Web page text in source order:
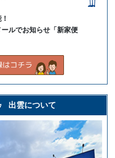
ルでお知らせ「新家便
出雲について